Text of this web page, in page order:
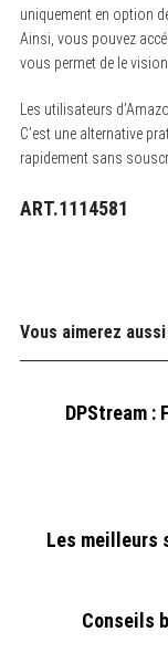
uniquement en option
Ainsi, vous pouvez
vous permet de le
Les utilisateurs
C’est une alternative
rapidement sans
ART.1114581
Vous aimerez aussi
DPStream :
Les meilleurs
Conseils